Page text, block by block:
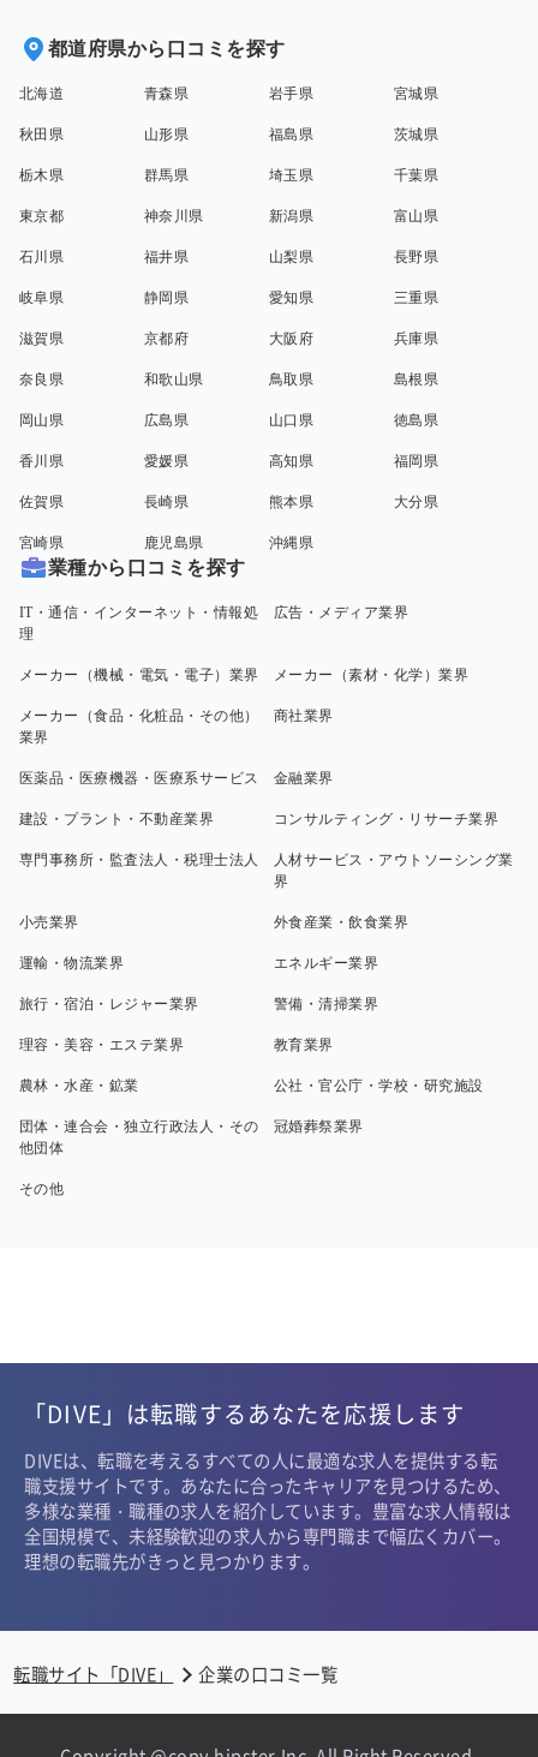
都道府県から口コミを探す
北海道 青森県 岩手県 宮城県
秋田県 山形県 福島県 茨城県
栃木県 群馬県 埼玉県 千葉県
東京都 神奈川県 新潟県 富山県
石川県 福井県 山梨県 長野県
岐阜県 静岡県 愛知県 三重県
滋賀県 京都府 大阪府 兵庫県
奈良県 和歌山県 鳥取県 島根県
岡山県 広島県 山口県 徳島県
香川県 愛媛県 高知県 福岡県
佐賀県 長崎県 熊本県 大分県
宮崎県 鹿児島県 沖縄県
業種から口コミを探す
IT・通信・インターネット・情報処
理
広告・メディア業界
メーカー（機械・電気・電子）業界 メーカー（素材・化学）業界
メーカー（食品・化粧品・その他）
業界
商社業界
医薬品・医療機器・医療系サービス 金融業界
建設・プラント・不動産業界 コンサルティング・リサーチ業界
専門事務所・監査法人・税理士法人
人材サービス・アウトソーシング業
界
小売業界 外食産業・飲食業界
運輸・物流業界 エネルギー業界
旅行・宿泊・レジャー業界 警備・清掃業界
理容・美容・エステ業界 教育業界
農林・水産・鉱業 公社・官公庁・学校・研究施設
団体・連合会・独立行政法人・その
他団体
冠婚葬祭業界
その他
「DIVE」は転職するあなたを応援します
DIVEは、転職を考えるすべての人に最適な求人を提供する転
職支援サイトです。あなたに合ったキャリアを見つけるため、
多様な業種・職種の求人を紹介しています。豊富な求人情報は
全国規模で、未経験歓迎の求人から専門職まで幅広くカバー。
理想の転職先がきっと見つかります。
転職サイト「DIVE」 企業の口コミ一覧